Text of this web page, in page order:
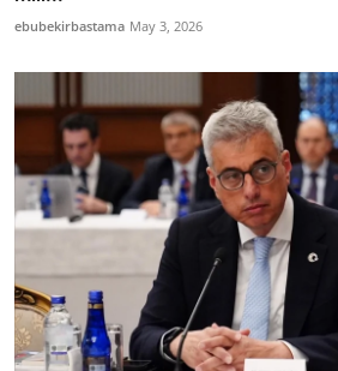
ebubekirbastama May 3, 2026